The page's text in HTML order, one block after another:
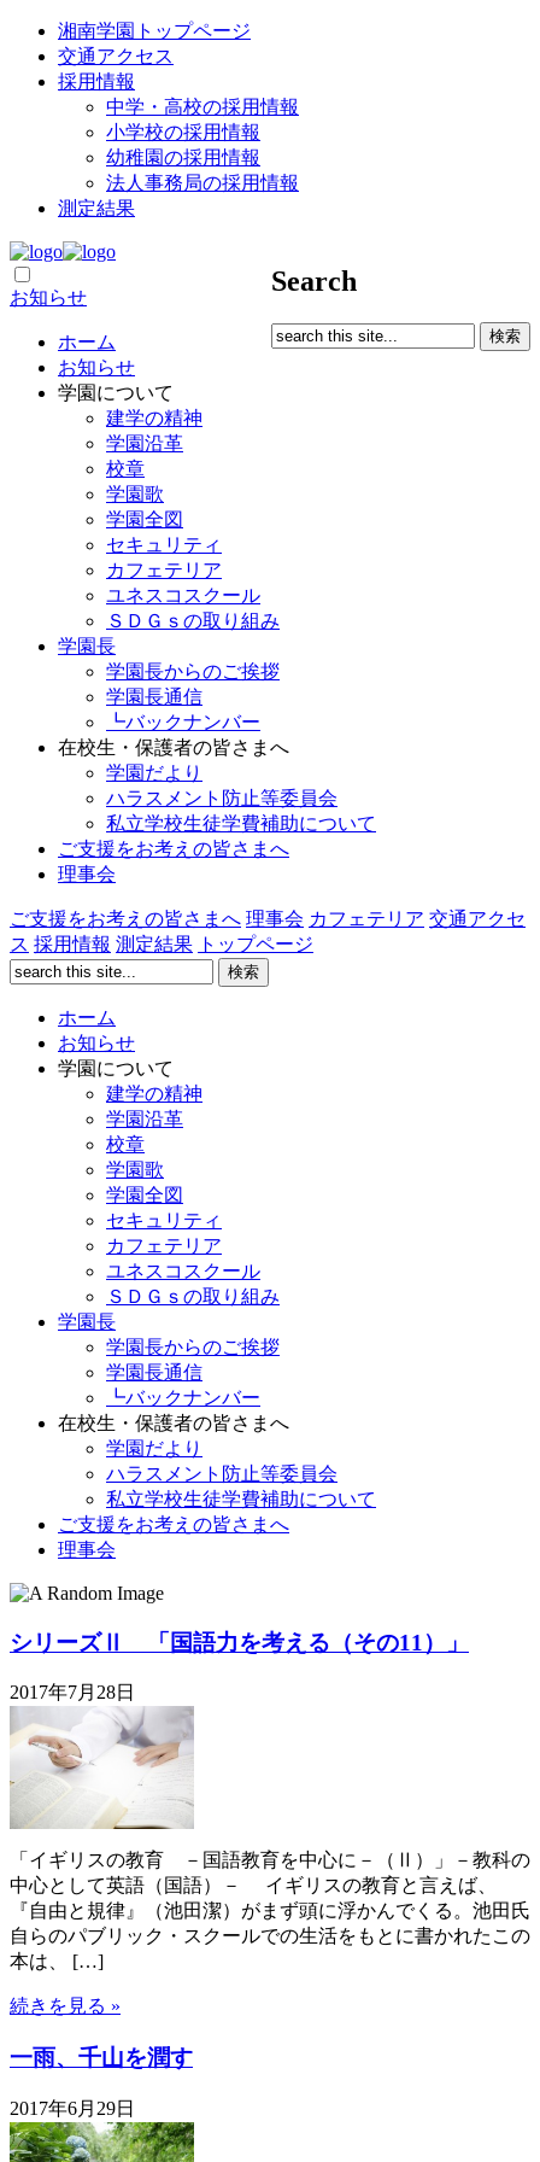
湘南学園トップページ
交通アクセス
採用情報
中学・高校の採用情報
小学校の採用情報
幼稚園の採用情報
法人事務局の採用情報
測定結果
Search
お知らせ
ホーム
お知らせ
学園について
建学の精神
学園沿革
校章
学園歌
学園全図
セキュリティ
カフェテリア
ユネスコスクール
ＳＤＧｓの取り組み
学園長
学園長からのご挨拶
学園長通信
┗バックナンバー
在校生・保護者の皆さまへ
学園だより
ハラスメント防止等委員会
私立学校生徒学費補助について
ご支援をお考えの皆さまへ
理事会
ご支援をお考えの皆さまへ 理事会 カフェテリア 交通アクセ
ス 採用情報 測定結果 トップページ
ホーム
お知らせ
学園について
建学の精神
学園沿革
校章
学園歌
学園全図
セキュリティ
カフェテリア
ユネスコスクール
ＳＤＧｓの取り組み
学園長
学園長からのご挨拶
学園長通信
┗バックナンバー
在校生・保護者の皆さまへ
学園だより
ハラスメント防止等委員会
私立学校生徒学費補助について
ご支援をお考えの皆さまへ
理事会
シリーズⅡ 「国語力を考える（その11）」
2017年7月28日
「イギリスの教育 －国語教育を中心に－（Ⅱ）」－教科の
中心として英語（国語）－ イギリスの教育と言えば、
『自由と規律』（池田潔）がまず頭に浮かんでくる。池田氏
自らのパブリック・スクールでの生活をもとに書かれたこの
本は、 […]
続きを見る »
一雨、千山を潤す
2017年6月29日